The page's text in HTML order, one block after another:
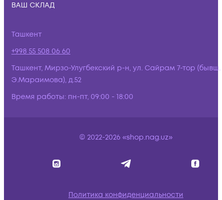
ВАШ СКЛАД
Ташкент
+998 55 508 06 60
Ташкент, Мирзо-Улугбекский р-н, ул. Сайрам 7-тор (бывш.
Э.Мараимова), д.52
Время работы: пн-пт, 09:00 - 18:00
© 2022-2026 «shop.nag.uz»
Политика конфиденциальности